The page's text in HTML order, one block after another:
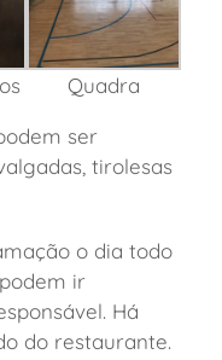
Quadra
ser
tirolesas
o dia todo
ir
Há
do restaurante.